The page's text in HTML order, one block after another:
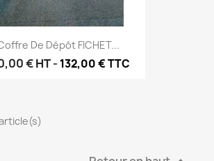
De Dépôt FICHET...
€HT- 132,00 € TTC